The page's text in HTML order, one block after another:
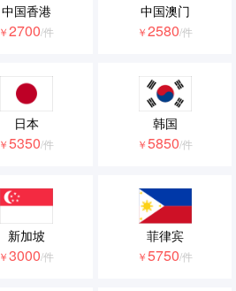
中国香港
￥2700/件
中国澳门
￥2580/件
日本
￥5350/件
韩国
￥5850/件
新加坡
￥3000/件
菲律宾
￥5750/件